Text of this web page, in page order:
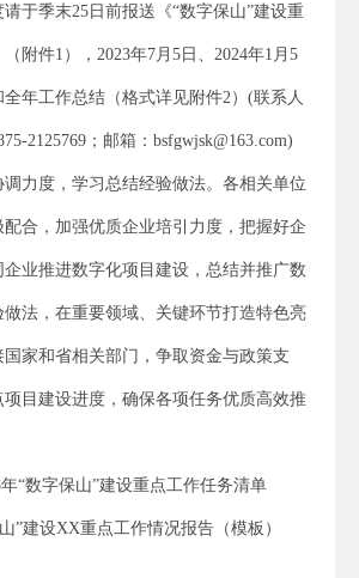
于季末25日前报送《“数字保山”建设重
附件1），2023年7月5日、2024年1月5
全年工作总结（格式详见附件2）(联系人
2125769；邮箱：bsfgwjsk@163.com)
调力度，学习总结经验做法。各相关单位
合，加强优质企业培引力度，把握好企
业推进数字化项目建设，总结并推广数
法，在重要领域、关键环节打造特色亮
国家和省相关部门，争取资金与政策支
目建设进度，确保各项任务优质高效推
年“数字保山”建设重点工作任务清单
建设XX重点工作情况报告（模板）